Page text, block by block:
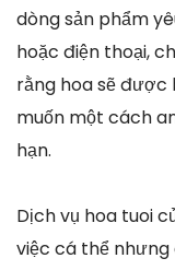
dòng sản phẩm
hoặc điện thoại,
rằng hoa sẽ
muốn một cách
hạn.
Dịch vụ hoa tuoi
việc cá thể